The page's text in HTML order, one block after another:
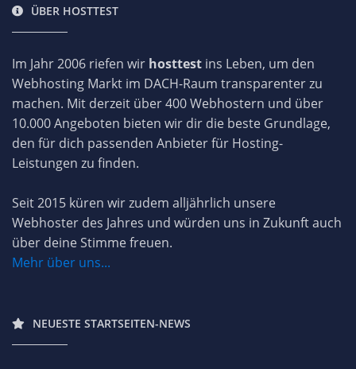
ÜBER HOSTTEST
Im Jahr 2006 riefen wir hosttest ins Leben, um den
Webhosting Markt im DACH-Raum transparenter zu
machen. Mit derzeit über 400 Webhostern und über
10.000 Angeboten bieten wir dir die beste Grundlage,
den für dich passenden Anbieter für Hosting-
Leistungen zu finden.
Seit 2015 küren wir zudem alljährlich unsere
Webhoster des Jahres und würden uns in Zukunft auch
über deine Stimme freuen.
Mehr über uns...
NEUESTE STARTSEITEN-NEWS